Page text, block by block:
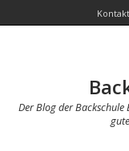
Kontakt
Der Blog der